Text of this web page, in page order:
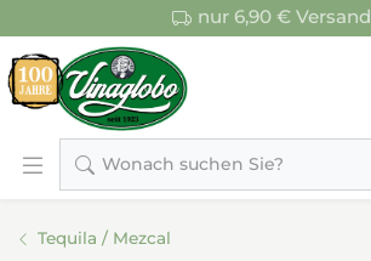
nur 6,90 € Versand
Wonach suchen Sie?
Tequila / Mezcal